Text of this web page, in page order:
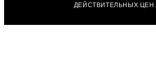
ДЕЙСТВИТЕЛЬНЫХ ЦЕН.